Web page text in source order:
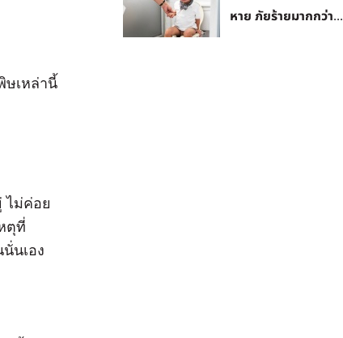
ษเหล่านี้
ไม่ค่อย
ตุที่
นเอง
หาย ภัยร้ายมากกว่า...